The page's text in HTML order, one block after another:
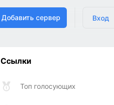
Добавить сервер Вход
Ссылки
Топ голосующих